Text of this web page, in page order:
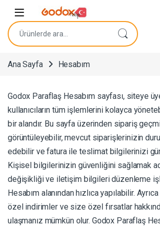
Ara:
Ana Sayfa Hesabım
Godox Paraflaş Hesabım sayfası, siteye
kullanıcıların tüm işlemlerini kolayca
bir alandır. Bu sayfa üzerinden sipariş
görüntüleyebilir, mevcut siparişlerinizin
edebilir ve fatura ile teslimat bilgilerinizi
Kişisel bilgilerinizin güvenliğini sağlamak
değişikliği ve iletişim bilgileri düzenleme
Hesabım alanından hızlıca yapılabilir.
özel indirimler ve size özel fırsatlar
ulaşmanız mümkün olur. Godox Paraflaş